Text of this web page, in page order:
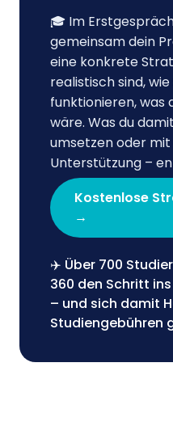
🎓 Im
gemeinsam dein
eine konkrete
realistisch sind,
funktionieren, was
wäre. Was du
umsetzen oder
Unterstützung –
Kostenlose
→
✈️ Über 700
360 den Schritt
– und sich damit
Studiengebühren